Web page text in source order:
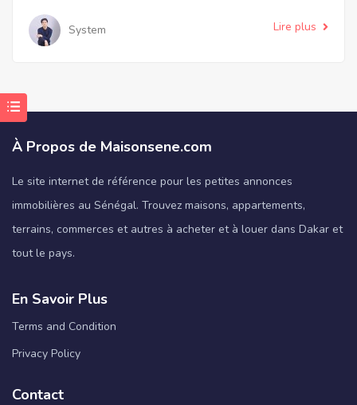
System Lire plus
À Propos de Maisonsene.com
Le site internet de référence pour les petites annonces
immobilières au Sénégal. Trouvez maisons, appartements,
terrains, commerces et autres à acheter et à louer dans Dakar et
tout le pays.
En Savoir Plus
Terms and Condition
Privacy Policy
Contact